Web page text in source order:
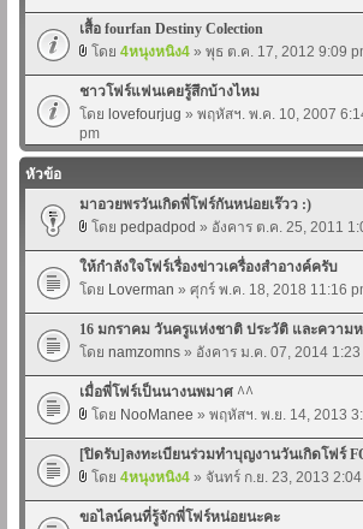
เสื้อ fourfan Destiny Colection
โดย 4หนุงหนิง4 » พุธ ต.ค. 17, 2012 9:09
ชาวโฟร์แฟนเคยรู้สึกบ้างไหม
โดย lovefourjug » พฤหัสฯ. พ.ค. 10, 2007
pm
หัวข้อ
มาอวยพรวันเกิดพี่โฟร์กันหน่อยเร๊วว :)
โดย pedpadpod » อังคาร ต.ค. 25, 2011
ให้กำลังใจโฟร์เรื่องข่าวเครื่องสำอางค์ครับ
โดย Loverman » ศุกร์ พ.ค. 18, 2018 11:16
16 มกราคม วันครูแห่งชาติ ประวัติ และความ
โดย namzomns » อังคาร ม.ค. 07, 2014 1:23
เมื่อพี่โฟร์เป็นนางนพมาศ ^^
โดย NooManee » พฤหัสฯ. พ.ย. 14, 2013
[ปิดรับ]ลงทะเบียนร่วมทำบุญงานวันเกิดโฟร์
โดย 4หนุงหนิง4 » จันทร์ ก.ย. 23, 2013
ขอไลน์คนที่รู้จักพี่โฟร์หน่อยนะคะ